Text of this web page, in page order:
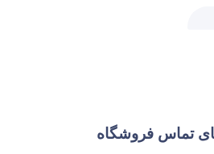
تماس فروشگاه